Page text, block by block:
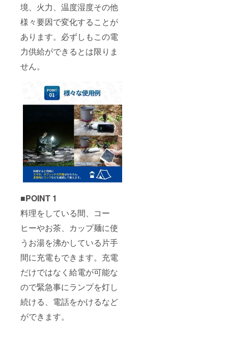
境、火力、温度湿度その他
様々要因で変化することが
あります。必ずしもこの電
力供給ができるとは限りま
せん。
■POINT 1
料理をしている間、コー
ヒーやお茶、カップ麺に使
うお湯を沸かしている片手
間に充電もできます。充電
だけではなく給電が可能な
ので緊急事にランプを灯し
続ける、電話をかけるなど
ができます。